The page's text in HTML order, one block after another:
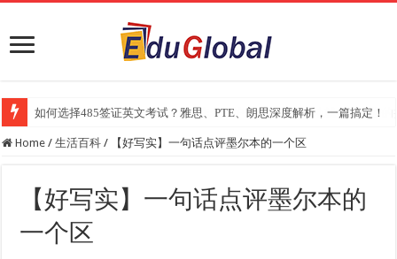
2025年《澳洲金融评论报》大学排名出炉：一份关乎本地就业与声誉的
Home / 生活百科 / 【好写实】一句话点评墨尔本的一个区
【好写实】一句话点评墨尔本的
一个区